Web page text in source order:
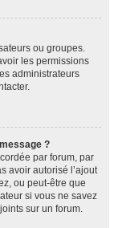
ou groupes.
les permissions
administrateurs
?
par forum, par
avoir autorisé l’ajout
ou peut-être que
si vous ne savez
sur un forum.